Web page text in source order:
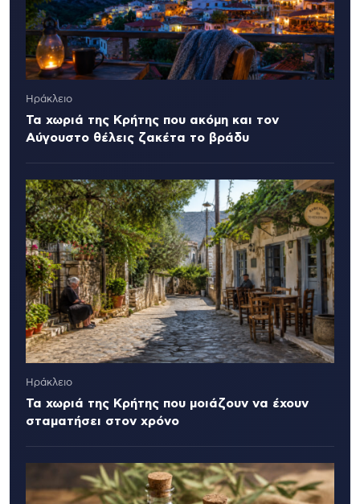
Ηράκλειο
Τα χωριά της Κρήτης που ακόμη και τον
Αύγουστο θέλεις ζακέτα το βράδυ
Ηράκλειο
Τα χωριά της Κρήτης που μοιάζουν να έχουν
σταματήσει στον χρόνο